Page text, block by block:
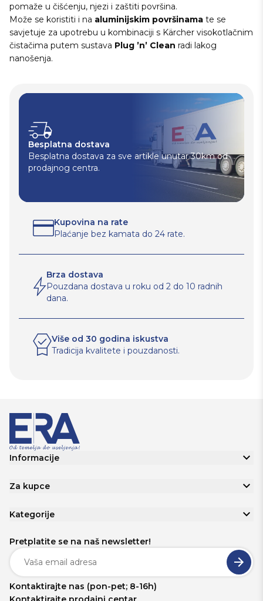
pomaže u čišćenju, njezi i zaštiti površina.
Može se koristiti i na aluminijskim površinama te se
savjetuje za upotrebu u kombinaciji s Kärcher visokotlačnim
čistačima putem sustava Plug ’n’ Clean radi lakog
nanošenja.
Besplatna dostava
Besplatna dostava za sve artikle unutar 30km od
prodajnog centra.
Kupovina na rate
Plaćanje bez kamata do 24 rate.
Brza dostava
Pouzdana dostava u roku od 2 do 10 radnih
dana.
Više od 30 godina iskustva
Tradicija kvalitete i pouzdanosti.
Informacije
Za kupce
Kategorije
Pretplatite se na naš newsletter!
Kontaktirajte nas (pon-pet; 8-16h)